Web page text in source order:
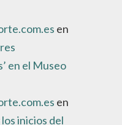
en
en el Museo
en
inicios del